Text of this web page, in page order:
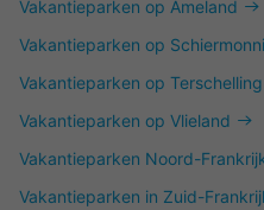
Vakantieparken op Ameland
Vakantieparken op
Vakantieparken op Terschelling
Vakantieparken op Vlieland
Vakantieparken Noord-
Vakantieparken in Zuid-